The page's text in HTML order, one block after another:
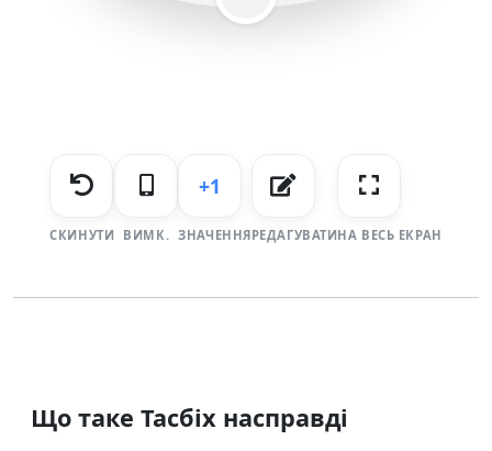
СКИНУТИ ВИМК.
+1
ЗНАЧЕННЯРЕДАГУВАТИНА ВЕСЬ ЕКРАН
Що таке Тасбіх насправді